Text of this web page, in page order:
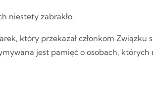
niestety zabrakło.
który przekazał członkom Związku
jest pamięć o osobach, których